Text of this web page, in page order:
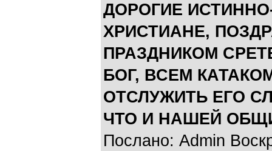
ДОРОГИЕ
ХРИСТИАНЕ,
ПРАЗДНИКОМ
БОГ, ВСЕМ
ОТСЛУЖИТЬ ЕГО
ЧТО И НАШЕЙ
Послано: Admin